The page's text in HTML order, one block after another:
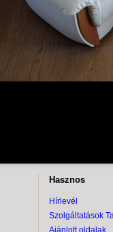
Hasznos
Hírlevél
Szolgáltatások